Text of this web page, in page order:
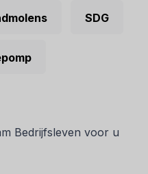
SDG
Bedrijfsleven voor u